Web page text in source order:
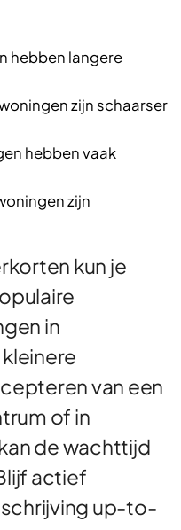
hebben langere
zijn schaarser
hebben vaak
zijn
kun je
in
van een
of in
de wachttijd
actief
up-to-